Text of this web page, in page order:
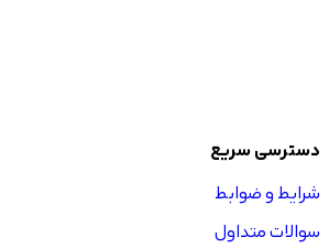
دسترسی سریع
شرایط و ضوابط
سوالات متداول